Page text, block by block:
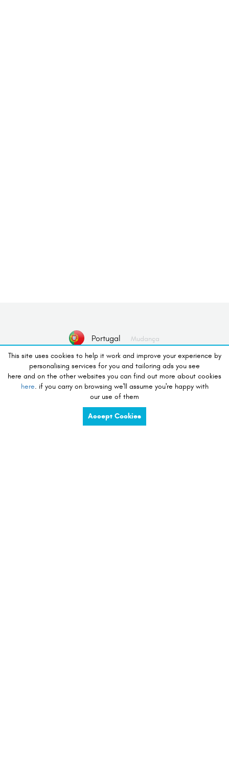
This site uses cookies to help it work and improve your experience by
personalising services for you and tailoring ads you see
here and on the other websites you can find out more about cookies
here. if you carry on browsing we'll assume you're happy with
our use of them
Accept Cookies
Portugal Mudança
Nenhum dispositivo selecionado
Selecionar Dispositivo
Desejo de fazer compras